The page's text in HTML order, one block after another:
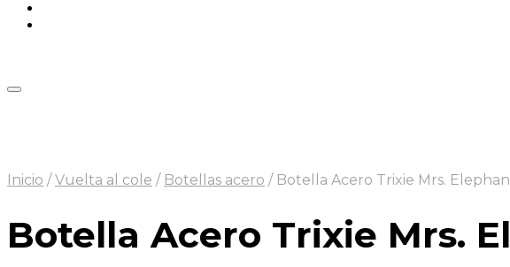
Inicio / Vuelta al cole / Botellas acero /Botella Acero Trixie Mrs.
Botella Acero Trixie Mrs.